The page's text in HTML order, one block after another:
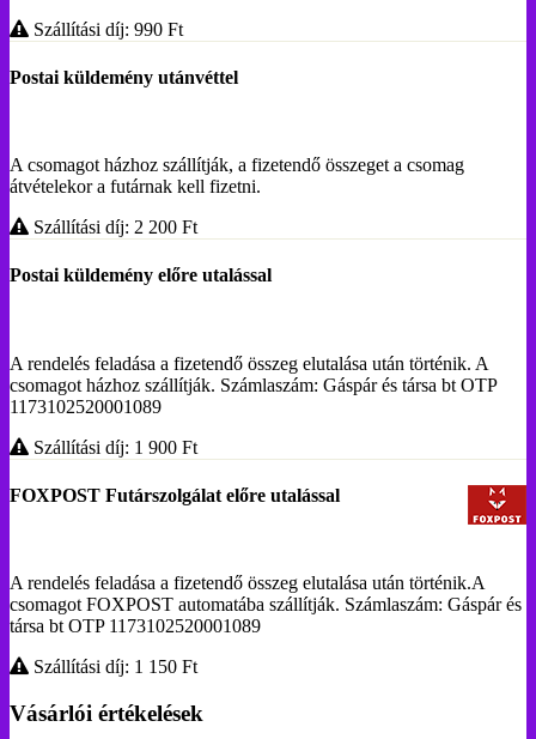
Szállítási díj: 990 Ft
Postai küldemény utánvéttel
A csomagot házhoz szállítják, a fizetendő összeget a csomag
átvételekor a futárnak kell fizetni.
Szállítási díj: 2 200 Ft
Postai küldemény előre utalással
A rendelés feladása a fizetendő összeg elutalása után történik. A
csomagot házhoz szállítják. Számlaszám: Gáspár és társa bt OTP
1173102520001089
Szállítási díj: 1 900 Ft
FOXPOST Futárszolgálat előre utalással
A rendelés feladása a fizetendő összeg elutalása után történik.A
csomagot FOXPOST automatába szállítják. Számlaszám: Gáspár és
társa bt OTP 1173102520001089
Szállítási díj: 1 150 Ft
Vásárlói értékelések